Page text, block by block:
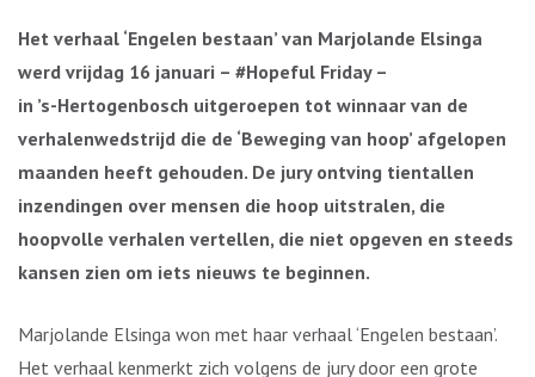
Het verhaal ‘Engelen bestaan’ van Marjolande Elsinga
werd vrijdag 16 januari – #Hopeful Friday –
in ’s-Hertogenbosch uitgeroepen tot winnaar van de
verhalenwedstrijd die de ‘Beweging van hoop’ afgelopen
maanden heeft gehouden. De jury ontving tientallen
inzendingen over mensen die hoop uitstralen, die
hoopvolle verhalen vertellen, die niet opgeven en steeds
kansen zien om iets nieuws te beginnen.
Marjolande Elsinga won met haar verhaal ‘Engelen bestaan’.
Het verhaal kenmerkt zich volgens de jury door een grote